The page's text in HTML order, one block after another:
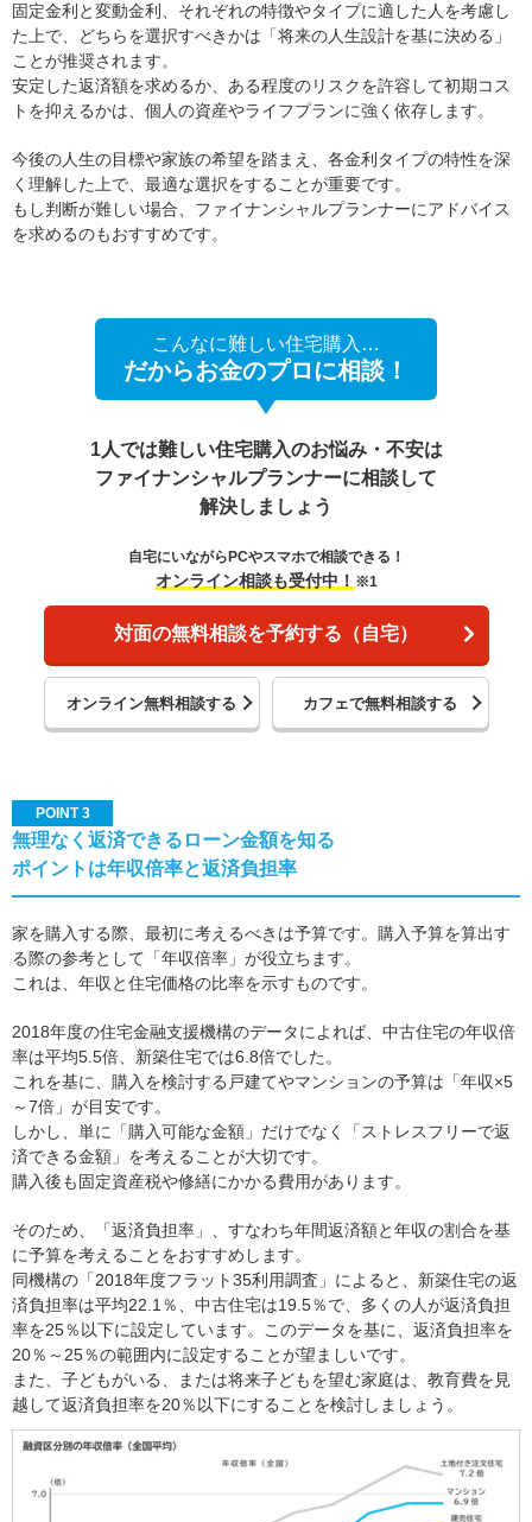
固定金利と変動金利、それぞれの特徴やタイプに適した人を考慮し
た上で、どちらを選択すべきかは「将来の人生設計を基に決める」
ことが推奨されます。
安定した返済額を求めるか、ある程度のリスクを許容して初期コス
トを抑えるかは、個人の資産やライフプランに強く依存します。
今後の人生の目標や家族の希望を踏まえ、各金利タイプの特性を深
く理解した上で、最適な選択をすることが重要です。
もし判断が難しい場合、ファイナンシャルプランナーにアドバイス
を求めるのもおすすめです。
こんなに難しい住宅購入…
だからお金のプロに相談！
1人では難しい住宅購入のお悩み・不安は
ファイナンシャルプランナーに相談して
解決しましょう
自宅にいながらPCやスマホで相談できる！
オンライン相談も受付中！ ※1
対面の無料相談を予約する（自宅）
オンライン無料相談する カフェで無料相談する
POINT 3
無理なく返済できるローン金額を知る
ポイントは年収倍率と返済負担率
家を購入する際、最初に考えるべきは予算です。購入予算を算出す
る際の参考として「年収倍率」が役立ちます。
これは、年収と住宅価格の比率を示すものです。
2018年度の住宅金融支援機構のデータによれば、中古住宅の年収倍
率は平均5.5倍、新築住宅では6.8倍でした。
これを基に、購入を検討する戸建てやマンションの予算は「年収×5
～7倍」が目安です。
しかし、単に「購入可能な金額」だけでなく「ストレスフリーで返
済できる金額」を考えることが大切です。
購入後も固定資産税や修繕にかかる費用があります。
そのため、「返済負担率」、すなわち年間返済額と年収の割合を基
に予算を考えることをおすすめします。
同機構の「2018年度フラット35利用調査」によると、新築住宅の返
済負担率は平均22.1％、中古住宅は19.5％で、多くの人が返済負担
率を25％以下に設定しています。このデータを基に、返済負担率を
20％～25％の範囲内に設定することが望ましいです。
また、子どもがいる、または将来子どもを望む家庭は、教育費を見
越して返済負担率を20％以下にすることを検討しましょう。